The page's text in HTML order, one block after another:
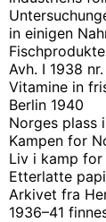
in einigen
Avh. I 1938
Vitamine in
Berlin 1940
Norges plass
Kampen for
Liv i kamp for
Etterlatte
Arkivet fra
1936–41